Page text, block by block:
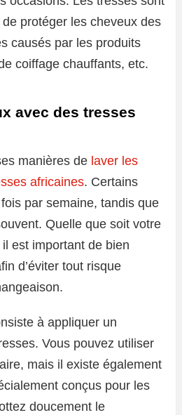
protéger les cheveux des
causés par les produits
coiffage chauffants, etc.
avec des tresses
manières de laver les
africaines. Certains
par semaine, tandis que
Quelle que soit votre
est important de bien
d’éviter tout risque
à appliquer un
Vous pouvez utiliser
mais il existe également
conçus pour les
doucement le